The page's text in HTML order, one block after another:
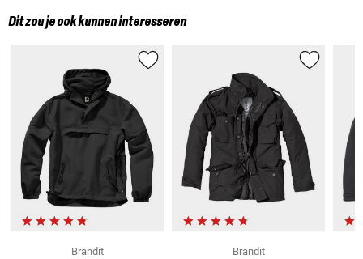
Dit zou je ook kunnen interesseren
Brandit
Brandit